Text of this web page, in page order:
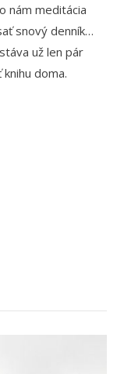
nám meditácia
snový denník…
už len pár
doma.